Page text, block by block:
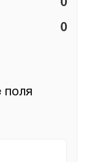
0
0
поля